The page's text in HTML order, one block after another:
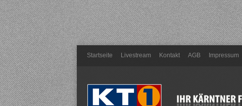
Startseite Livestream Kontakt AGB Impressum